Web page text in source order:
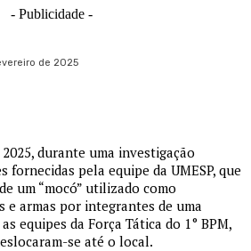
- Publicidade -
de 2025
durante uma investigação
fornecidas pela equipe da UMESP, que
um “mocó” utilizado como
e armas por integrantes de uma
equipes da Força Tática do 1° BPM,
se até o local.